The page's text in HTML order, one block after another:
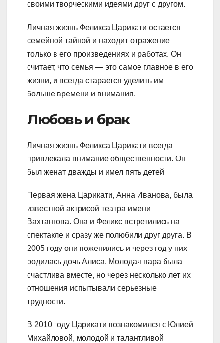
своими творческими идеями друг с другом.
Личная жизнь Феликса Царикати остается
семейной тайной и находит отражение
только в его произведениях и работах. Он
считает, что семья — это самое главное в его
жизни, и всегда старается уделить им
больше времени и внимания.
Любовь и брак
Личная жизнь Феликса Царикати всегда
привлекала внимание общественности. Он
был женат дважды и имел пять детей.
Первая жена Царикати, Анна Иванова, была
известной актрисой театра имени
Вахтангова. Она и Феликс встретились на
спектакле и сразу же полюбили друг друга. В
2005 году они поженились и через год у них
родилась дочь Алиса. Молодая пара была
счастлива вместе, но через несколько лет их
отношения испытывали серьезные
трудности.
В 2010 году Царикати познакомился с Юлией
Михайловой, молодой и талантливой